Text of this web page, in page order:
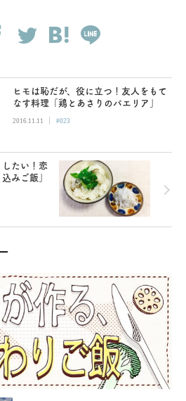
ヒモは恥だが、役に立つ！友人をもて
なす料理「鶏とあさりのパエリア」
2016.11.11 | #023
たい！恋
みご飯」